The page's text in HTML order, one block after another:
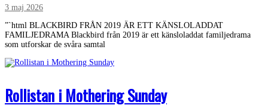
3 maj 2026
”`html BLACKBIRD FRÅN 2019 ÄR ETT KÄNSLOLADDAT
FAMILJEDRAMA Blackbird från 2019 är ett känsloladdat familjedrama
som utforskar de svåra samtal
Rollistan i Mothering Sunday